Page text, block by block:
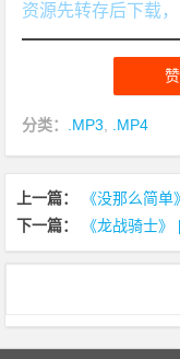
资源先转存后下载
赞
分类： .MP3 .MP4
上一篇：
《没那么简
下一篇：
《龙战骑士